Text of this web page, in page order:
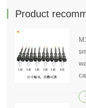
Product